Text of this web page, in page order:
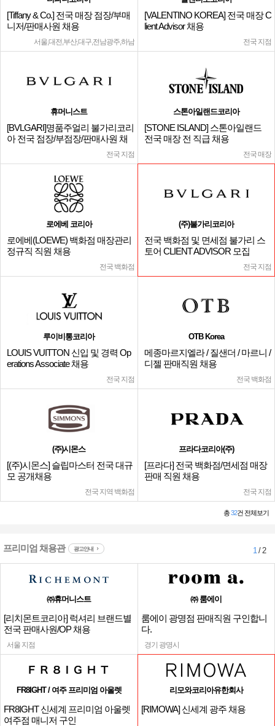
[Tiffany & Co.] 전국 매장 점장/부매
니저/판매사원 채용
서울,대전,부산,대구,전남광주,하남
[VALENTINO KOREA] 전국 매장 C
lient Advisor 채용
전국 지점
휴머니스트
[BVLGARI]명품주얼리 불가리코리
아 전국 점장/부점장/판매사원 채
전국 지점
스톤아일랜드코리아
[STONE ISLAND] 스톤아일랜드
전국 매장 전 직급 채용
전국 매장
로에베 코리아
로에베(LOEWE) 백화점 매장관리
정규직 직원 채용
전국 백화점
(주)불가리코리아
전국 백화점 및 면세점 불가리 스
토어 CLIENT ADVISOR 모집
전국 지점
루이비통코리아
LOUIS VUITTON 신입 및 경력 Op
erations Associate 채용
전국 지점
OTB Korea
메종마르지엘라 / 질샌더 / 마르니 /
디젤 판매직원 채용
전국 백화점
(주)시몬스
[(주)시몬스] 슬립마스터 전국 대규
모 공개채용
전국 지역 백화점
프라다코리아(주)
[프라다] 전국 백화점/면세점 매장
판매 직원 채용
전국 지점
총32건 전체보기
프리미엄 채용관 광고안내 1/ 2
㈜휴머니스트
[리치몬트코리아] 럭셔리 브랜드별
전국 판매사원/OP 채용
서울 지점
㈜ 룸에이
룸에이 광명점 판매직원 구인합니
다.
경기 광명시
FR8IGHT / 여주 프리미엄 아울렛
FR8IGHT 신세계 프리미엄 아울렛
여주점 매니저 구인
리모와코리아유한회사
[RIMOWA] 신세계 광주 채용